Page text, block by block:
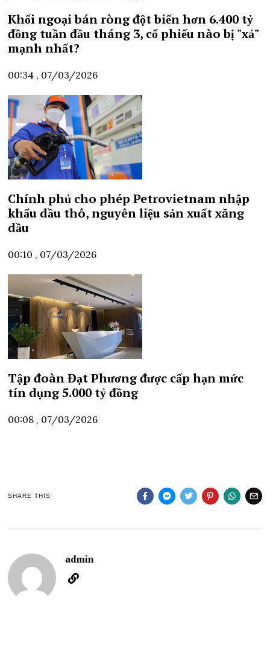
Khối ngoại bán ròng đột biến hơn 6.400 tỷ
đồng tuần đầu tháng 3, cổ phiếu nào bị "xả"
mạnh nhất?
00:34 , 07/03/2026
Chính phủ cho phép Petrovietnam nhập
khẩu dầu thô, nguyên liệu sản xuất xăng
dầu
00:10 , 07/03/2026
Tập đoàn Đạt Phương được cấp hạn mức
tín dụng 5.000 tỷ đồng
00:08 , 07/03/2026
SHARE THIS
admin